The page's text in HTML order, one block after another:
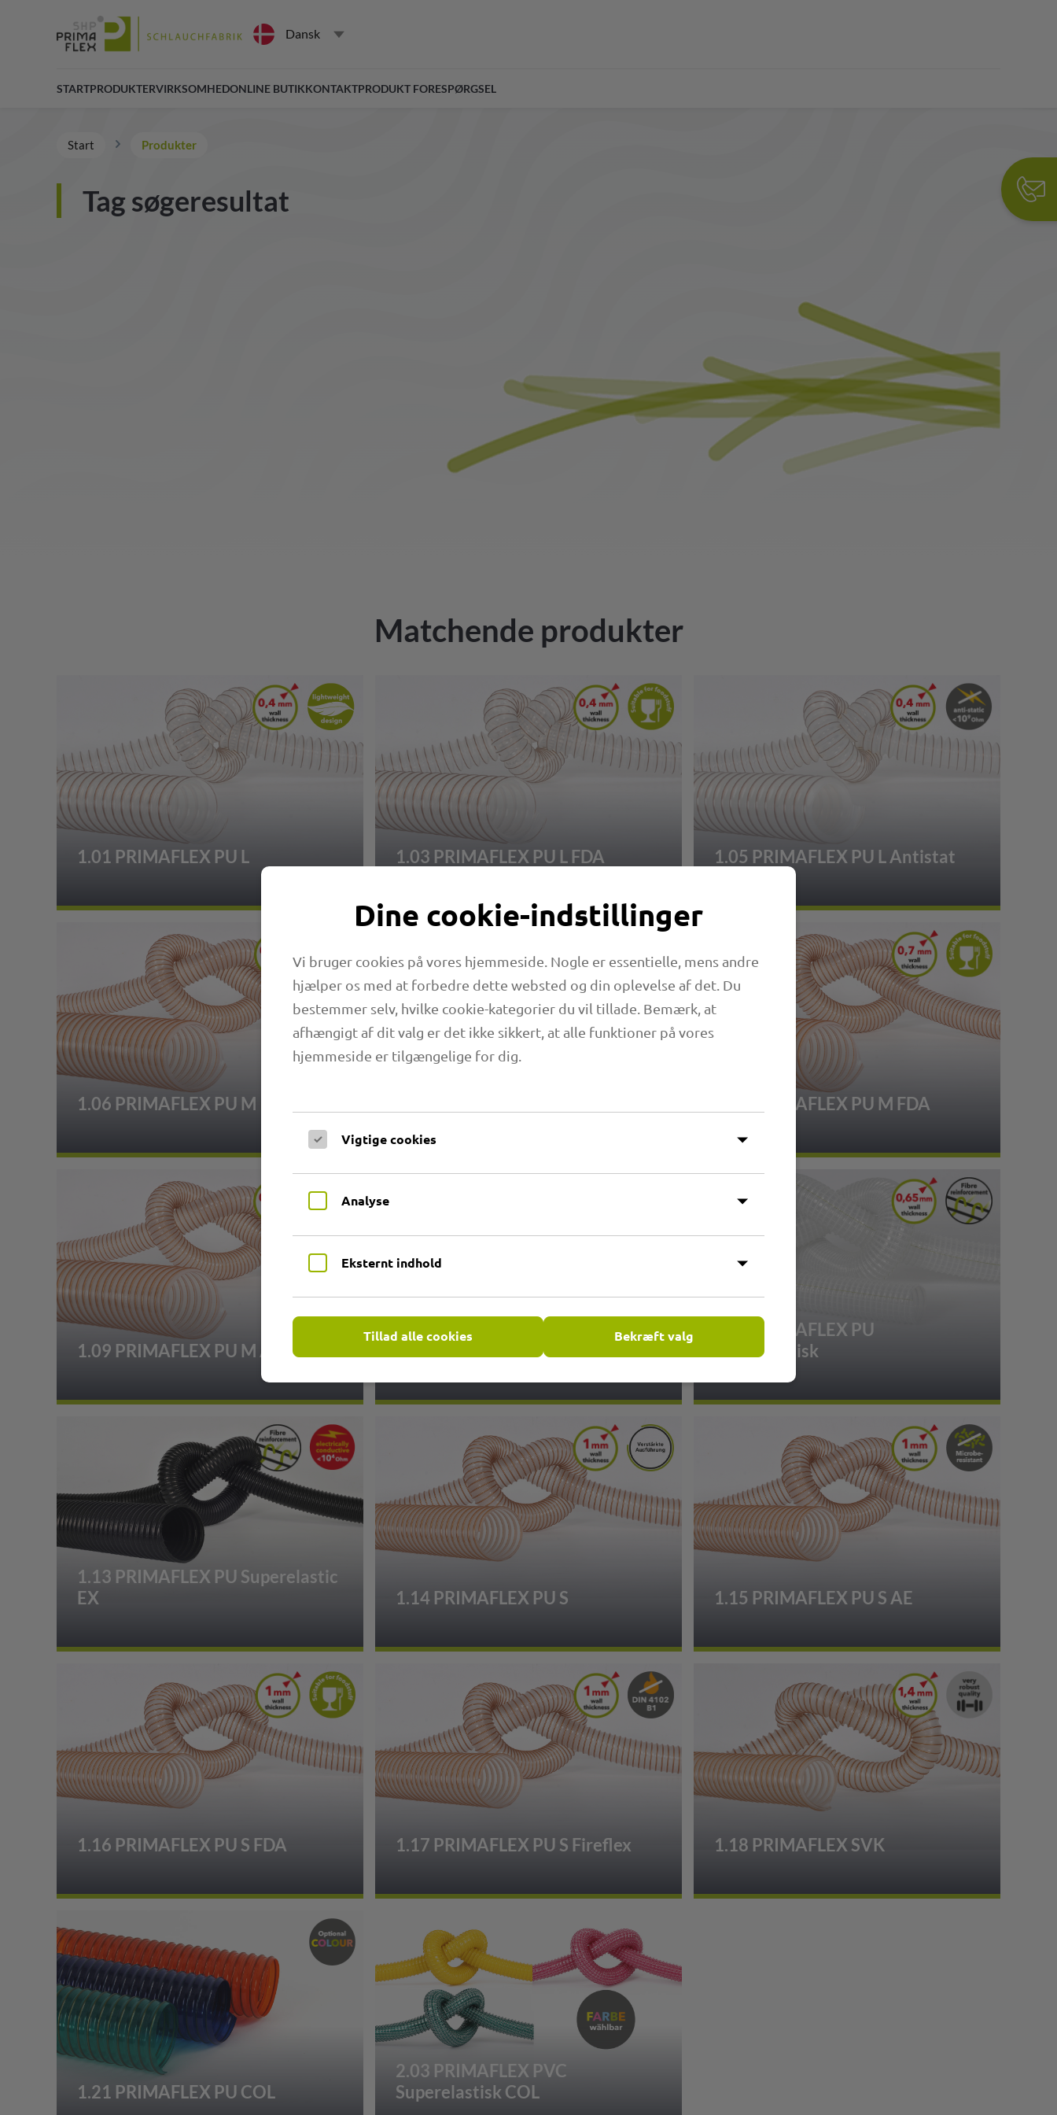
Dansk
STARTPRODUKTERVIRKSOMHEDONLINE BUTIKKONTAKTPRODUKT FORESPØRGSEL
Start Produkter
Tag søgeresultat
Matchende produkter
1.01 PRIMAFLEX PU L 1.03 PRIMAFLEX PU L FDA 1.05 PRIMAFLEX PU L Antistat
1.06 PRIMAFLEX PU M 1.08 PRIMAFLEX PU M FDA
1.09 PRIMAFLEX PU M Antistat 1.11 PRIMAFLEX PU M Fireflex
1.12 PRIMAFLEX PU
superelastisk
1.13 PRIMAFLEX PU Superelastic
EX
1.14 PRIMAFLEX PU S 1.15 PRIMAFLEX PU S AE
1.16 PRIMAFLEX PU S FDA 1.17 PRIMAFLEX PU S Fireflex 1.18 PRIMAFLEX SVK
1.21 PRIMAFLEX PU COL
2.03 PRIMAFLEX PVC
Superelastisk COL
Dine cookie-indstillinger
Vi bruger cookies på vores hjemmeside. Nogle er essentielle, mens andre
hjælper os med at forbedre dette websted og din oplevelse af det. Du
bestemmer selv, hvilke cookie-kategorier du vil tillade. Bemærk, at
afhængigt af dit valg er det ikke sikkert, at alle funktioner på vores
hjemmeside er tilgængelige for dig.
Vigtige cookies
Analyse
Eksternt indhold
Tillad alle cookies Bekræft valg